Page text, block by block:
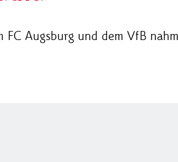
FC Augsburg und dem VfB